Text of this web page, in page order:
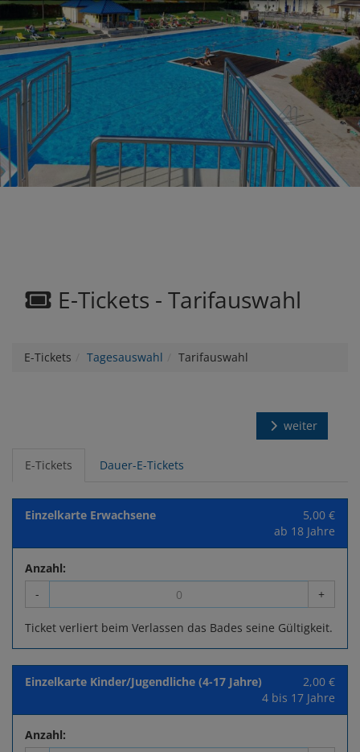
E-Tickets - Tarifauswahl
E-Tickets Tagesauswahl Tarifauswahl
weiter
E-Tickets Dauer-E-Tickets
Einzelkarte Erwachsene
5,00 €
ab 18 Jahre
Anzahl:
-
+
Ticket verliert beim Verlassen das Bades seine Gültigkeit.
Einzelkarte Kinder/Jugendliche (4-17 Jahre)
2,00 €
4 bis 17 Jahre
Anzahl: